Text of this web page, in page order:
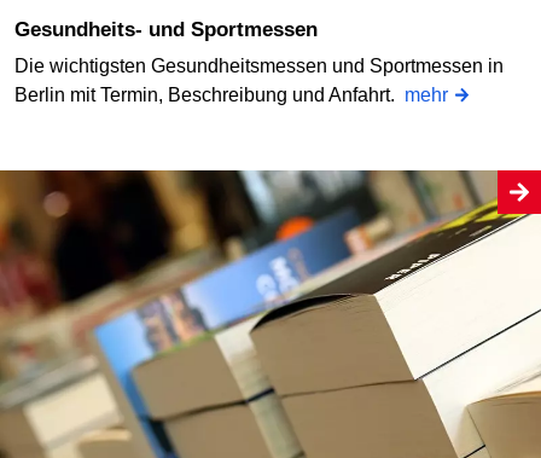
Gesundheits- und Sportmessen
Die wichtigsten Gesundheitsmessen und Sportmessen in
Berlin mit Termin, Beschreibung und Anfahrt. mehr